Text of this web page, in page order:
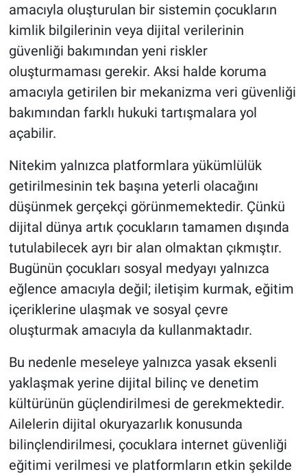
amacıyla oluşturulan bir sistemin çocukların
kimlik bilgilerinin veya dijital verilerinin
güvenliği bakımından yeni riskler
oluşturmaması gerekir. Aksi halde koruma
amacıyla getirilen bir mekanizma veri güvenliği
bakımından farklı hukuki tartışmalara yol
açabilir.
Nitekim yalnızca platformlara yükümlülük
getirilmesinin tek başına yeterli olacağını
düşünmek gerçekçi görünmemektedir. Çünkü
dijital dünya artık çocukların tamamen dışında
tutulabilecek ayrı bir alan olmaktan çıkmıştır.
Bugünün çocukları sosyal medyayı yalnızca
eğlence amacıyla değil; iletişim kurmak, eğitim
içeriklerine ulaşmak ve sosyal çevre
oluşturmak amacıyla da kullanmaktadır.
Bu nedenle meseleye yalnızca yasak eksenli
yaklaşmak yerine dijital bilinç ve denetim
kültürünün güçlendirilmesi de gerekmektedir.
Ailelerin dijital okuryazarlık konusunda
bilinçlendirilmesi, çocuklara internet güvenliği
eğitimi verilmesi ve platformların etkin şekilde